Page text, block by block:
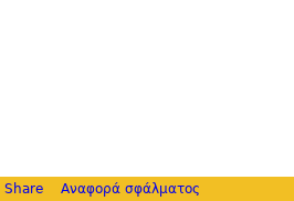
Share Αναφορά σφάλματος